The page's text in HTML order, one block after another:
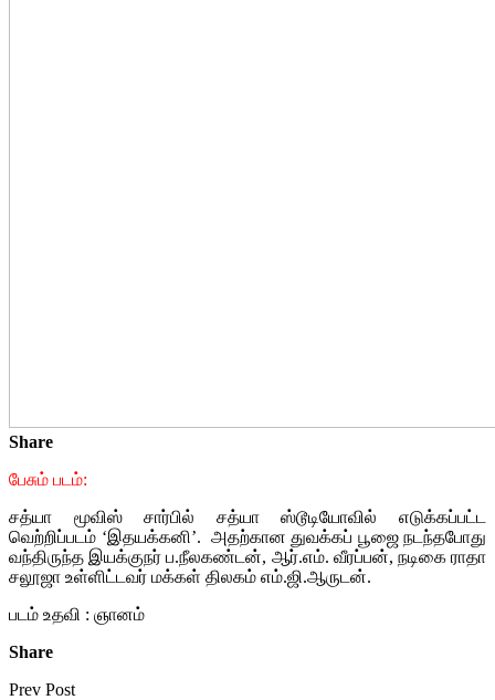
Share
பேசும் படம்:
சத்யா மூவிஸ் சார்பில் சத்யா ஸ்டூடியோவில் எடுக்கப்பட்ட
வெற்றிப்படம் ‘இதயக்கனி’. அதற்கான துவக்கப் பூஜை நடந்தபோது
வந்திருந்த இயக்குநர் ப.நீலகண்டன், ஆர்.எம். வீரப்பன், நடிகை ராதா
சலூஜா உள்ளிட்டவர் மக்கள் திலகம் எம்.ஜி.ஆருடன்.
படம் உதவி : ஞானம்
Share
Prev Post